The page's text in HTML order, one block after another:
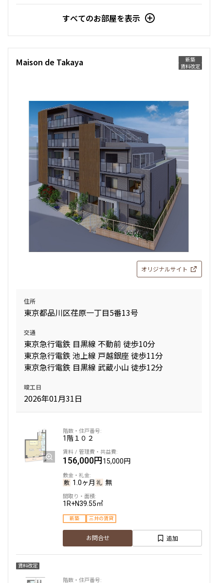
すべてのお部屋を表示
新築
賃料改定
Maison de Takaya
オリジナルサイト
住所
東京都品川区荏原一丁目5番13号
交通
東京急行電鉄 目黒線 不動前 徒歩10分
東京急行電鉄 池上線 戸越銀座 徒歩11分
東京急行電鉄 目黒線 武蔵小山 徒歩12分
竣工日
2026年01月31日
1階１０２
156,000円15,000円
1.0ヶ月 無
1R+N39.55㎡
新築 三井の賃貸
お問合せ 追加
賃料改定